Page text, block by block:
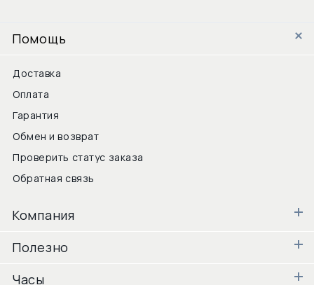
Помощь
Доставка
Оплата
Гарантия
Обмен и возврат
Проверить статус заказа
Обратная связь
Компания
Полезно
Часы